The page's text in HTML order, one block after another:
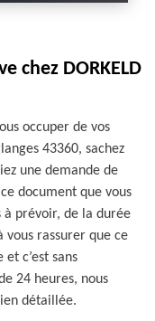
chez DORKELD
occuper de vos
43360, sachez
une demande de
document que vous
à prévoir, de la durée
vous rassurer que ce
c’est sans
24 heures, nous
détaillée.